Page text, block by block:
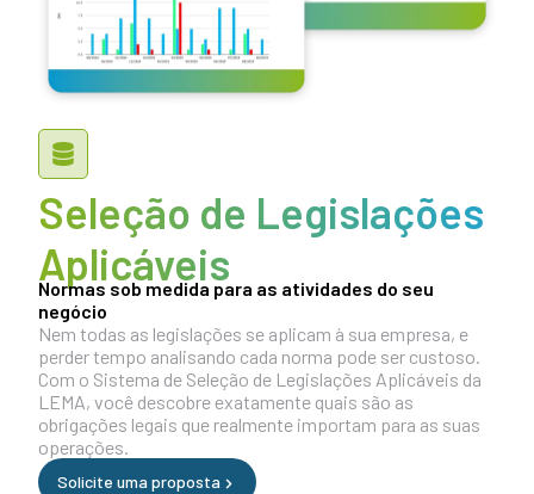
Seleção de Legislações
Aplicáveis
Normas sob medida para as atividades do seu
negócio
Nem todas as legislações se aplicam à sua empresa, e
perder tempo analisando cada norma pode ser custoso.
Com o Sistema de Seleção de Legislações Aplicáveis da
LEMA, você descobre exatamente quais são as
obrigações legais que realmente importam para as suas
operações.
Solicite uma proposta